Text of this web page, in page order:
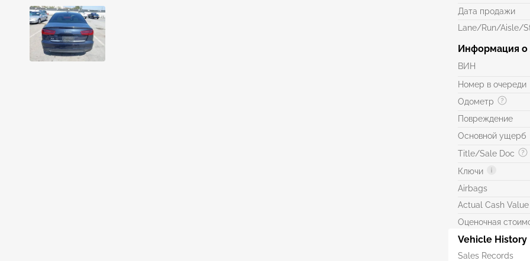
Дата продажи
Lane/Run/Aisle/
Информация о
ВИН
Номер в очереди
Одометр
Повреждение
Основной ущерб
Title/Sale Doc
Ключи
Airbags
Actual Cash Value
Оценочная
Vehicle History
Sales Records